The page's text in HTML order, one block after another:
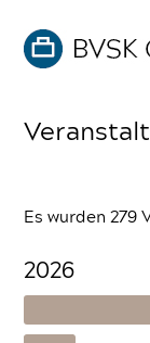
Es wurden 279
2026